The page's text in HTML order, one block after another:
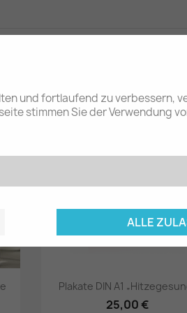
und fortlaufend zu verbessern,
stimmen Sie der Verwendung
ALLE
Vorschau
Plakate DIN A1
25,00 €
NEU